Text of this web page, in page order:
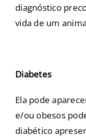
diagnóstico
vida de um
Diabetes
Ela pode
e/ou obesos
diabético